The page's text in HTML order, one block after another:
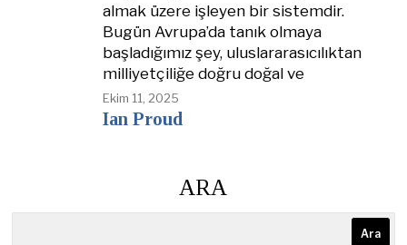
almak üzere işleyen bir sistemdir.
Bugün Avrupa’da tanık olmaya
başladığımız şey, uluslararasıcılıktan
milliyetçiliğe doğru doğal ve
Ekim 11, 2025
Ian Proud
ARA
Ara